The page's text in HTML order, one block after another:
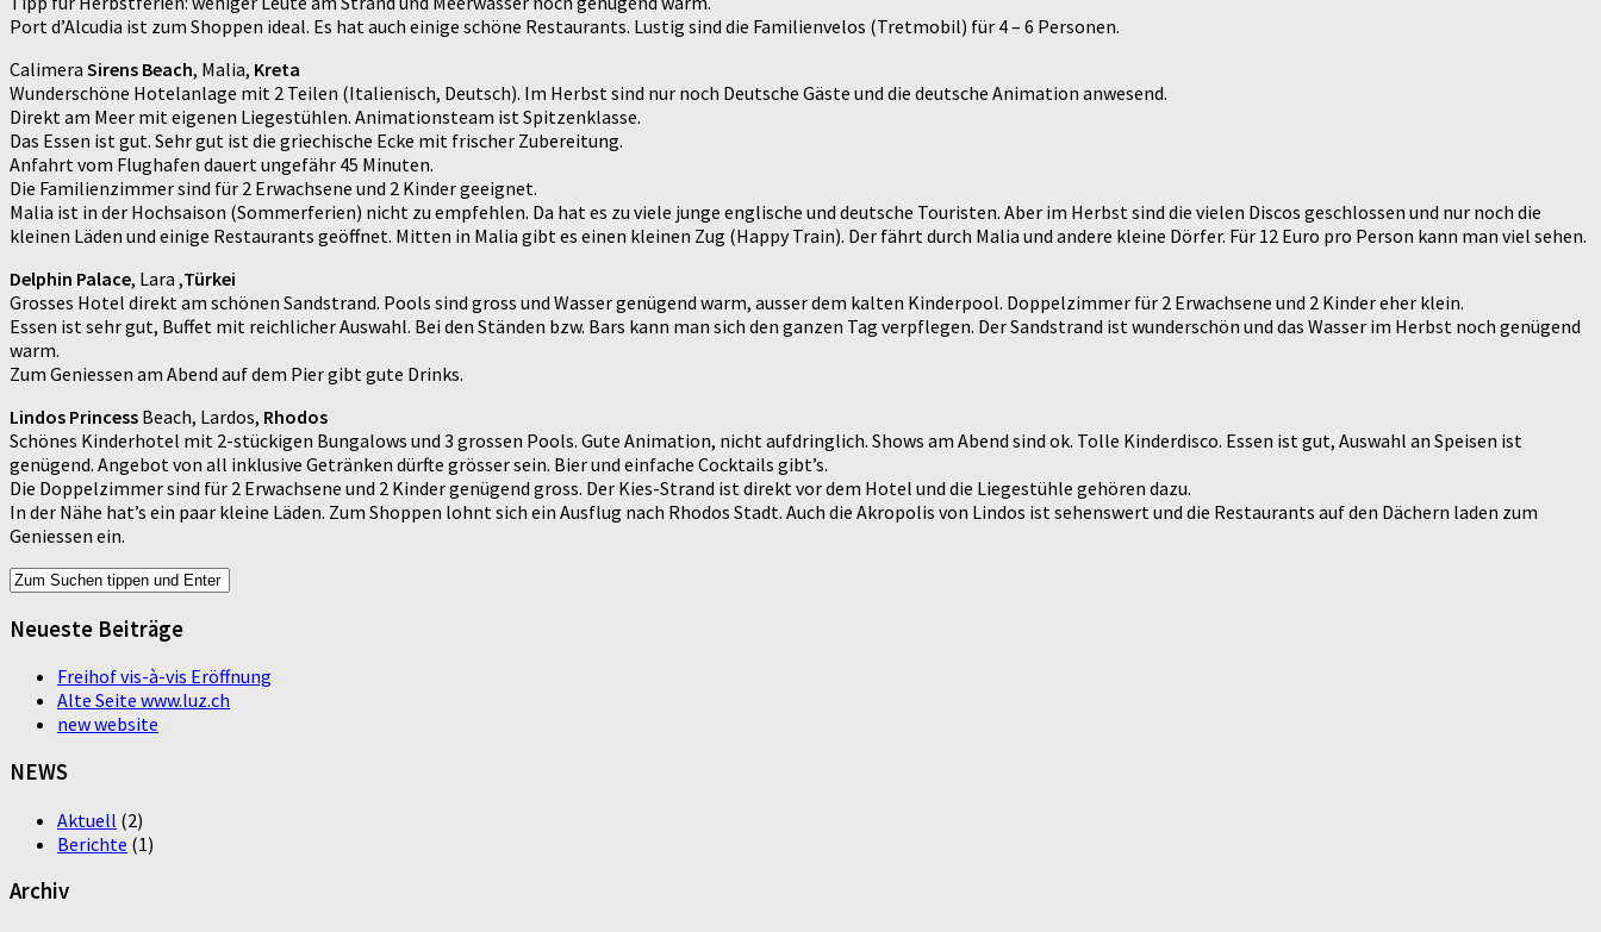
Port d’Alcudia ist zum Shoppen ideal. Es hat auch einige schöne Restaurants. Lustig sind die Familienvelos (Tretmobil) für 4 – 6 Personen.
Calimera Sirens Beach, Malia, Kreta
Wunderschöne Hotelanlage mit 2 Teilen (Italienisch, Deutsch). Im Herbst sind nur noch Deutsche Gäste und die deutsche Animation anwesend.
Direkt am Meer mit eigenen Liegestühlen. Animationsteam ist Spitzenklasse.
Das Essen ist gut. Sehr gut ist die griechische Ecke mit frischer Zubereitung.
Anfahrt vom Flughafen dauert ungefähr 45 Minuten.
Die Familienzimmer sind für 2 Erwachsene und 2 Kinder geeignet.
Malia ist in der Hochsaison (Sommerferien) nicht zu empfehlen. Da hat es zu viele junge englische und deutsche Touristen. Aber im Herbst sind die vielen Discos geschlossen und nur noch die
kleinen Läden und einige Restaurants geöffnet. Mitten in Malia gibt es einen kleinen Zug (Happy Train). Der fährt durch Malia und andere kleine Dörfer. Für 12 Euro pro Person kann man viel sehen.
Delphin Palace, Lara ,Türkei
Grosses Hotel direkt am schönen Sandstrand. Pools sind gross und Wasser genügend warm, ausser dem kalten Kinderpool. Doppelzimmer für 2 Erwachsene und 2 Kinder eher klein.
Essen ist sehr gut, Buffet mit reichlicher Auswahl. Bei den Ständen bzw. Bars kann man sich den ganzen Tag verpflegen. Der Sandstrand ist wunderschön und das Wasser im Herbst noch genügend
warm.
Zum Geniessen am Abend auf dem Pier gibt gute Drinks.
Lindos Princess Beach, Lardos, Rhodos
Schönes Kinderhotel mit 2-stückigen Bungalows und 3 grossen Pools. Gute Animation, nicht aufdringlich. Shows am Abend sind ok. Tolle Kinderdisco. Essen ist gut, Auswahl an Speisen ist
genügend. Angebot von all inklusive Getränken dürfte grösser sein. Bier und einfache Cocktails gibt’s.
Die Doppelzimmer sind für 2 Erwachsene und 2 Kinder genügend gross. Der Kies-Strand ist direkt vor dem Hotel und die Liegestühle gehören dazu.
In der Nähe hat’s ein paar kleine Läden. Zum Shoppen lohnt sich ein Ausflug nach Rhodos Stadt. Auch die Akropolis von Lindos ist sehenswert und die Restaurants auf den Dächern laden zum
Geniessen ein.
Neueste Beiträge
Freihof vis-à-vis Eröffnung
Alte Seite www.luz.ch
new website
NEWS
Aktuell (2)
Berichte (1)
Archiv